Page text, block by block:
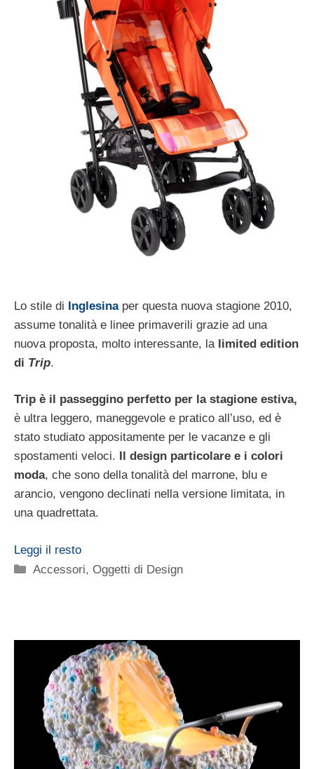
Lo stile di Inglesinaper questa nuova stagione 2010,
assume tonalità e linee primaverili grazie ad una
nuova proposta, molto interessante, la limited edition
di Trip.
Trip è il passeggino perfetto per la stagione estiva,
è ultra leggero, maneggevole e pratico all’uso, ed è
stato studiato appositamente per le vacanze e gli
spostamenti veloci. Il design particolare e i colori
moda, che sono della tonalità del marrone, blu e
arancio, vengono declinati nella versione limitata, in
una quadrettata.
Leggi il resto
Categorie
Accessori,Oggetti di Design